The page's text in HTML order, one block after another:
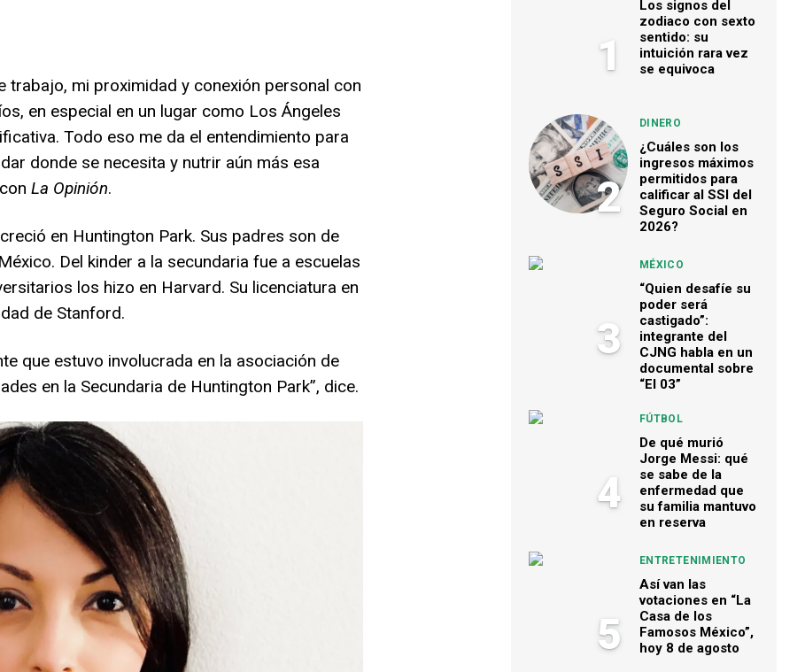
trabajo, mi proximidad y conexión personal con
en especial en un lugar como Los Ángeles
Todo eso me da el entendimiento para
donde se necesita y nutrir aún más esa
La Opinión.
en Huntington Park. Sus padres son de
Del kinder a la secundaria fue a escuelas
los hizo en Harvard. Su licenciatura en
de Stanford.
que estuvo involucrada en la asociación de
en la Secundaria de Huntington Park”, dice.
1
Los signos del
zodiaco con sexto
sentido: su
intuición rara vez
se equivoca
2
DINERO
¿Cuáles son los
ingresos máximos
permitidos para
calificar al SSI del
Seguro Social en
2026?
3
MÉXICO
“Quien desafíe su
poder será
castigado”:
integrante del
CJNG habla en un
documental sobre
“El 03”
4
FÚTBOL
De qué murió
Jorge Messi: qué
se sabe de la
enfermedad que
su familia mantuvo
en reserva
5
ENTRETENIMIENTO
Así van las
votaciones en “La
Casa de los
Famosos México”,
hoy 8 de agosto